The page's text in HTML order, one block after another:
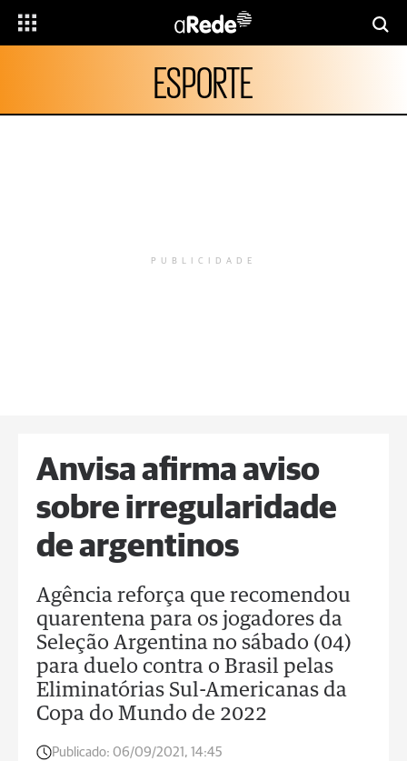
ESPORTE
PUBLICIDADE
Anvisa afirma aviso
sobre irregularidade
de argentinos
Agência reforça que recomendou
quarentena para os jogadores da
Seleção Argentina no sábado (04)
para duelo contra o Brasil pelas
Eliminatórias Sul-Americanas da
Copa do Mundo de 2022
Publicado: 06/09/2021, 14:45